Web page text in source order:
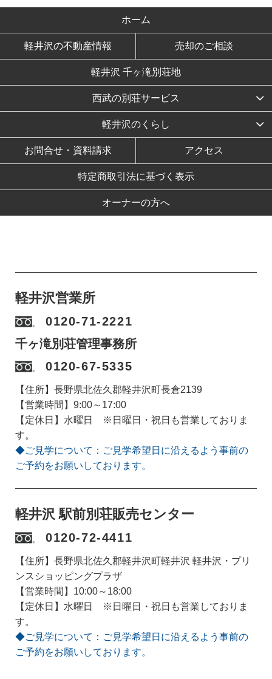
ホーム
軽井沢の不動産情報 売却のご相談
軽井沢 千ヶ滝別荘地
西武の別荘サービス
軽井沢のくらし
お問合せ・資料請求 アクセス
特定商取引法に基づく表示
オーナーの方へ
軽井沢営業所
0120-71-2221
千ヶ滝別荘管理事務所
0120-67-5335
【住所】長野県北佐久郡軽井沢町長倉2139
【営業時間】9:00～17:00
【定休日】水曜日 ※日曜日・祝日も営業しておりま
す。
◆ご見学について：ご見学希望日に沿えるよう事前の
ご予約をお願いしております。
軽井沢 駅前別荘販売センター
0120-72-4411
【住所】長野県北佐久郡軽井沢町軽井沢 軽井沢・プリ
ンスショッピングプラザ
【営業時間】10:00～18:00
【定休日】水曜日 ※日曜日・祝日も営業しておりま
す。
◆ご見学について：ご見学希望日に沿えるよう事前の
ご予約をお願いしております。